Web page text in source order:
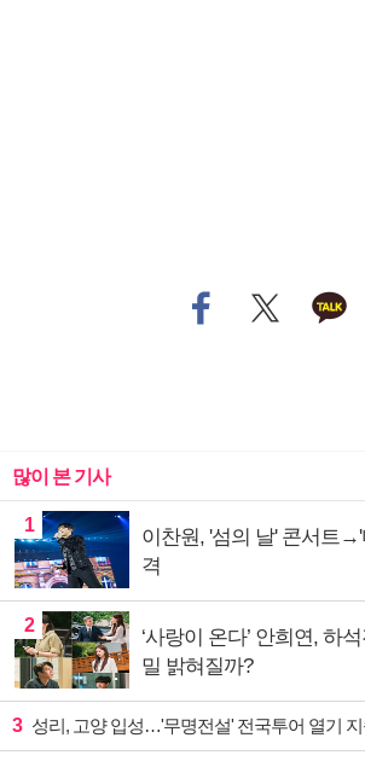
많이 본 기사
1
이찬원, '섬의 날' 콘서트
격
2
‘사랑이 온다’ 안희연, 하
밀 밝혀질까?
3 성리, 고양 입성…'무명전설' 전국투어 열기